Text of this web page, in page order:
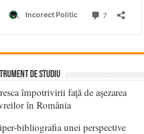
DE STUDIU
împotrivirii faţă de aşezarea
în România
bibliografia unei perspective